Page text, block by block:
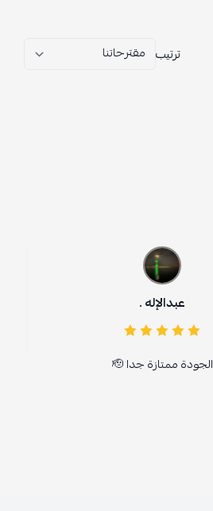
ترتيب
عبدالإله .
الجودة ممتازة جدا 🫡